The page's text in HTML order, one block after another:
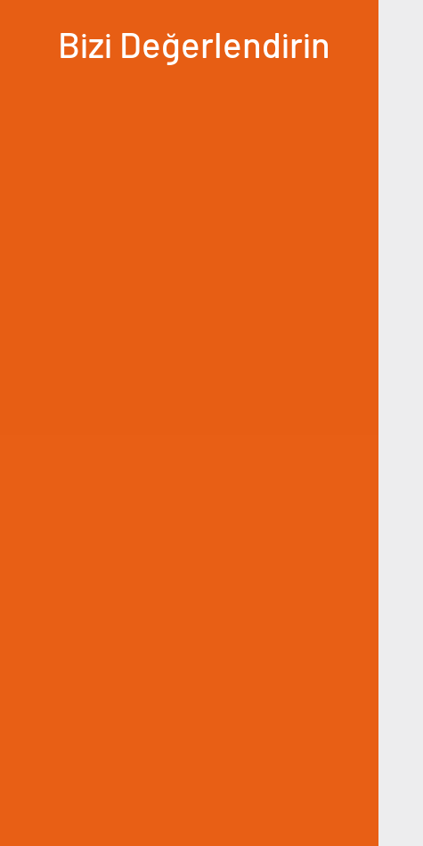
Bizi Değerlendirin